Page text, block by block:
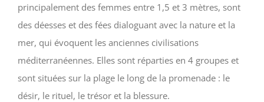
principalement des femmes entre 1,5 et 3 mètres, sont
des déesses et des fées dialoguant avec la nature et la
mer, qui évoquent les anciennes civilisations
méditerranéennes. Elles sont réparties en 4 groupes et
sont situées sur la plage le long de la promenade : le
désir, le rituel, le trésor et la blessure.